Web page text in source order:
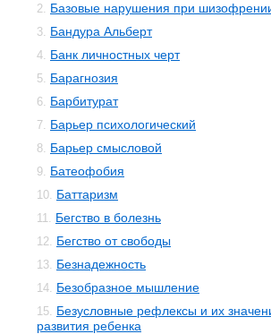
2. Базовые нарушения при
3. Бандура Альберт
4. Банк личностных черт
5. Барагнозия
6. Барбитурат
7. Барьер психологический
8. Барьер смысловой
9. Батеофобия
10. Баттаризм
11. Бегство в болезнь
12. Бегство от свободы
13. Безнадежность
14. Безобразное мышление
15. Безусловные рефлексы и их
развития ребенка